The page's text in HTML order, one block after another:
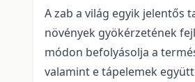
A zab a világ egyik jelentős
növények gyökérzetének
módon befolyásolja a
valamint e tápelemek